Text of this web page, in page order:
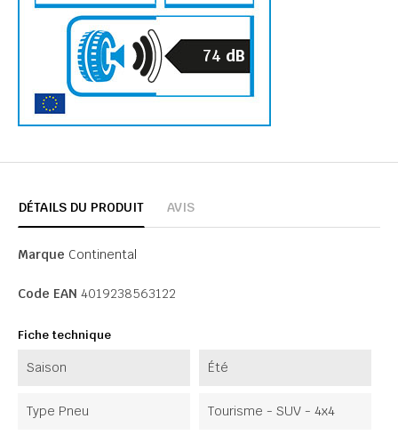
74 dB
DÉTAILS DU PRODUIT AVIS
Marque Continental
Code EAN 4019238563122
Fiche technique
Saison Été
Type Pneu Tourisme - SUV - 4x4